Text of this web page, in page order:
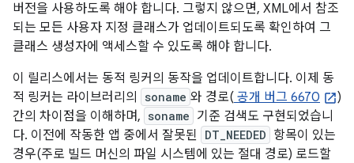
버전을 사용하도록 해야 합니다. 그렇지 않으면, XML에서 참조
되는 모든 사용자 지정 클래스가 업데이트되도록 확인하여 그
클래스 생성자에 액세스할 수 있도록 해야 합니다.
이 릴리스에서는 동적 링커의 동작을 업데이트합니다. 이제 동
적 링커는 라이브러리의
soname 와 경로( 공개 버그 6670
)
간의 차이점을 이해하며, soname 기준 검색도 구현되었습니
다. 이전에 작동한 앱 중에서 잘못된 DT_NEEDED 항목이 있는
경우(주로 빌드 머신의 파일 시스템에 있는 절대 경로) 로드할